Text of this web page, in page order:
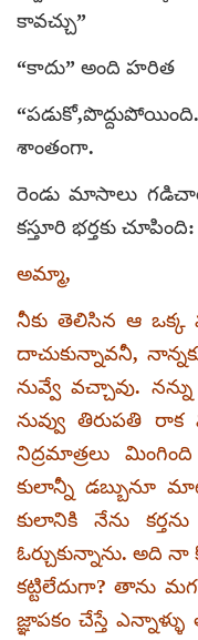
కావచ్చు”
“కాదు” అంది హరిత
శాంతంగా.
రెండు మాసాలు
కస్తూరి భర్తకు చూపింది:
అమ్మా,
నీకు తెలిసిన ఆ ఒక్క
దాచుకున్నావనీ,
నువ్వే వచ్చావు.
నువ్వు తిరుపతి రాక
నిద్రమాత్రలు
కులాన్నీ డబ్బునూ
కులానికి నేను
ఓర్చుకున్నాను. అది నా
కట్టిలేదుగా? తాను
జ్ఞాపకం చేస్తే